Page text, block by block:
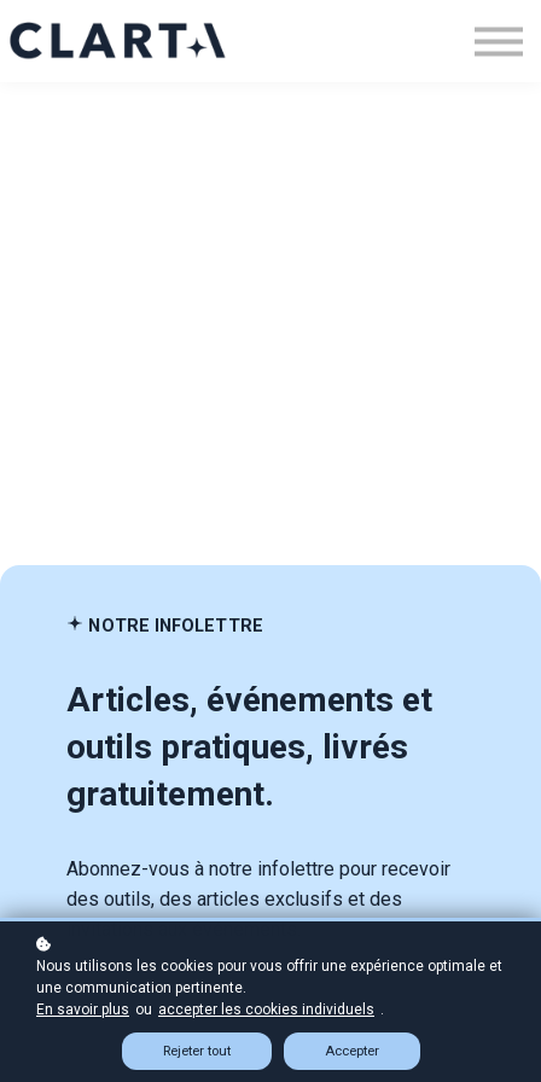
Ressources
NOTRE INFOLETTRE
Articles, événements et
outils pratiques, livrés
gratuitement.
Abonnez-vous à notre infolettre pour recevoir
des outils, des articles exclusifs et des
invitations aux événements.
Nous utilisons les cookies pour vous offrir une expérience optimale et
une communication pertinente.
En savoir plus ou accepter les cookies individuels .
Rejeter tout Accepter